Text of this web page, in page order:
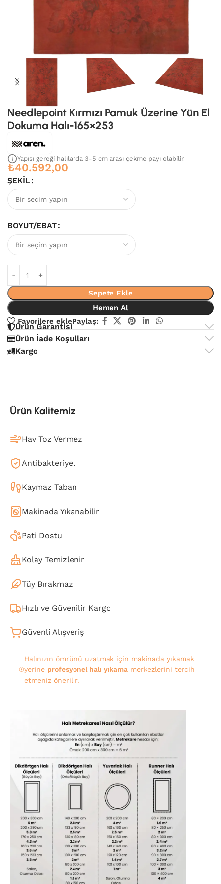
Needlepoint Kırmızı Pamuk Üzerine Yün El
Dokuma Halı-165×253
Yapısı gereği halılarda 3-5 cm arası çekme payı olabilir.
₺40.592,00
ŞEKIL
BOYUT/EBAT
Sepete Ekle
Hemen Al
Favorilere eklePaylaş:
Ürün Garantisi
Ürün İade Koşulları
Kargo
Ürün Kalitemiz
Hav Toz Vermez
Antibakteriyel
Kaymaz Taban
Makinada Yıkanabilir
Pati Dostu
Kolay Temizlenir
Tüy Bırakmaz
Hızlı ve Güvenilir Kargo
Güvenli Alışveriş
Halınızın ömrünü uzatmak için makinada yıkamak
yerine profesyonel halı yıkamamerkezlerini tercih
etmeniz önerilir.